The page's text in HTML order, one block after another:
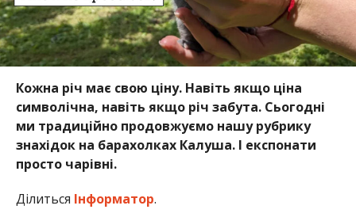
Кожна річ має свою ціну. Навіть якщо ціна
символічна, навіть якщо річ забута. Сьогодні
ми традиційно продовжуємо нашу рубрику
знахідок на барахолках Калуша. І експонати
просто чарівні.
Ділиться Інформатор.